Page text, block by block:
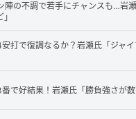
陣の不調で若手にチャンスも…岩
打で復調なるか？岩瀬氏「ジャ
で好結果！岩瀬氏「勝負強さが数